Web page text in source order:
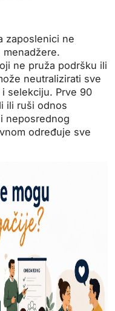
zaposlenici ne
menadžere.
ne pruža podršku ili
neutralizirati sve
selekciju. Prve 90
ili ruši odnos
neposrednog
određuje sve